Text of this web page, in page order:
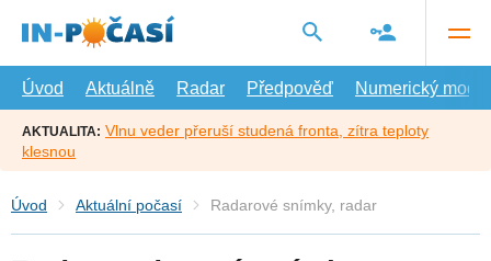
hlavní
Úvod
Aktuálně Radar Předpověď Numerický model
AKTUALITA: Vlnu veder přeruší studená fronta, zítra teploty
klesnou
Úvod Aktuální počasí Radarové snímky, radar